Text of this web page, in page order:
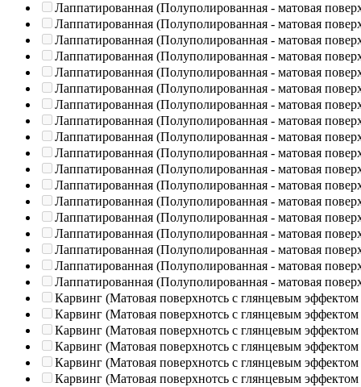
Лаппатированная (Полуполированная - матовая
Лаппатированная (Полуполированная - матовая
Лаппатированная (Полуполированная - матовая
Лаппатированная (Полуполированная - матовая
Лаппатированная (Полуполированная - матовая
Лаппатированная (Полуполированная - матовая
Лаппатированная (Полуполированная - матовая
Лаппатированная (Полуполированная - матовая
Лаппатированная (Полуполированная - матовая
Лаппатированная (Полуполированная - матовая
Лаппатированная (Полуполированная - матовая
Лаппатированная (Полуполированная - матовая
Лаппатированная (Полуполированная - матовая
Лаппатированная (Полуполированная - матовая
Лаппатированная (Полуполированная - матовая
Лаппатированная (Полуполированная - матовая
Лаппатированная (Полуполированная - матовая
Лаппатированная (Полуполированная - матовая
Карвинг (Матовая поверхнотсь с глянцевым эффектом
Карвинг (Матовая поверхнотсь с глянцевым эффектом
Карвинг (Матовая поверхнотсь с глянцевым эффектом
Карвинг (Матовая поверхнотсь с глянцевым эффектом
Карвинг (Матовая поверхнотсь с глянцевым эффектом
Карвинг (Матовая поверхнотсь с глянцевым эффектом